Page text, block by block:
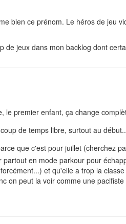
bien ce prénom. Le héros de jeu
de jeux dans mon backlog dont
le premier enfant, ça change
de temps libre, surtout au
que c'est pour juillet (cherchez
partout en mode parkour pour
et qu'elle a trop la
on peut la voir comme une